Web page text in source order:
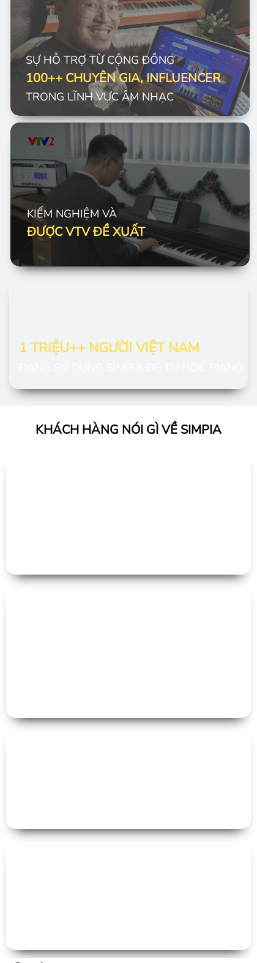
KIỂM NGHIỆM VÀ
ĐƯỢC VTV ĐỀ XUẤT
SỰ HỖ TRỢ TỪ CỘNG ĐỒNG
100++ CHUYÊN GIA, INFLUENCER
TRONG LĨNH VỰC ÂM NHẠC
1 TRIỆU++ NGƯỜI VIỆT NAM
KHÁCH HÀNG NÓI GÌ VỀ SIMPIA